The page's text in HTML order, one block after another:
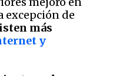
excepción de
más
y